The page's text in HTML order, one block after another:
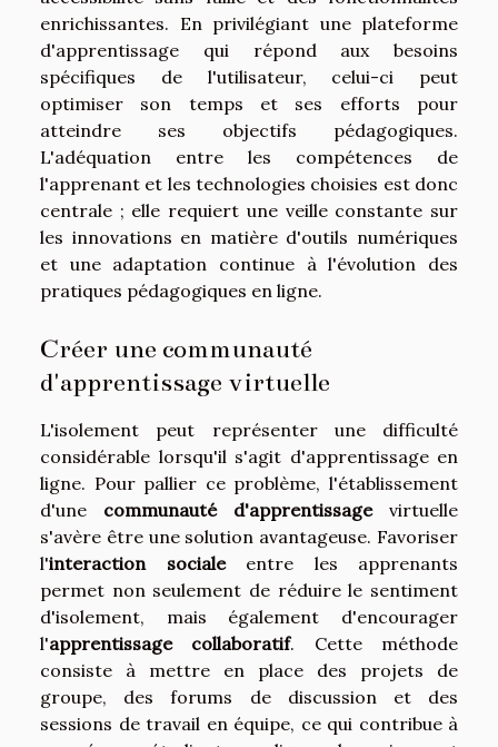
enrichissantes. En privilégiant une plateforme
d'apprentissage qui répond aux besoins
spécifiques de l'utilisateur, celui-ci peut
optimiser son temps et ses efforts pour
atteindre ses objectifs pédagogiques.
L'adéquation entre les compétences de
l'apprenant et les technologies choisies est donc
centrale ; elle requiert une veille constante sur
les innovations en matière d'outils numériques
et une adaptation continue à l'évolution des
pratiques pédagogiques en ligne.
Créer une communauté
d'apprentissage virtuelle
L'isolement peut représenter une difficulté
considérable lorsqu'il s'agit d'apprentissage en
ligne. Pour pallier ce problème, l'établissement
d'une communauté d'apprentissagevirtuelle
s'avère être une solution avantageuse. Favoriser
l'interaction socialeentre les apprenants
permet non seulement de réduire le sentiment
d'isolement, mais également d'encourager
l'apprentissage collaboratif. Cette méthode
consiste à mettre en place des projets de
groupe, des forums de discussion et des
sessions de travail en équipe, ce qui contribue à